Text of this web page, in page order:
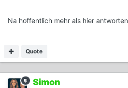
Na hoffentlich mehr als hier antworten
Quote
Simon